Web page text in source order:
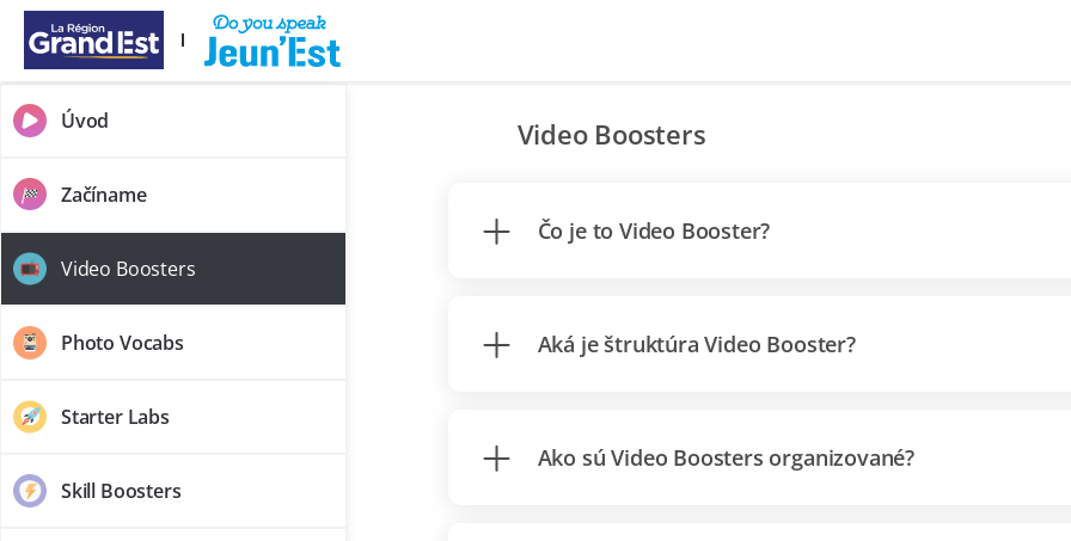
Preskočiť na hlavný obsah
Úvod
Začíname
Video Boosters
Photo Vocabs
Starter Labs
Skill Boosters
Video Boosters
Čo je to Video Booster?
Aká je štruktúra Video Booster?
Ako sú Video Boosters organizované?